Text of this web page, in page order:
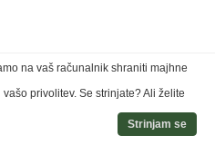
na vaš računalnik shraniti majhne
privolitev. Se strinjate? Ali želite
Strinjam se